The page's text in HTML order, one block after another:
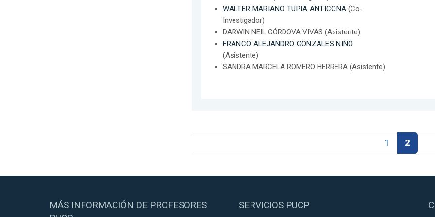
WALTER MARIANO TUPIA ANTICONA (Co-
Investigador)
DARWIN NEIL CÓRDOVA VIVAS (Asistente)
FRANCO ALEJANDRO GONZALES NIÑO
(Asistente)
SANDRA MARCELA ROMERO HERRERA (Asistente)
1 2
MÁS INFORMACIÓN DE PROFESORES
SERVICIOS PUCP